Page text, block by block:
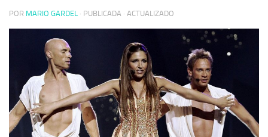
POR MARIO GARDEL · PUBLICADA · ACTUALIZADO